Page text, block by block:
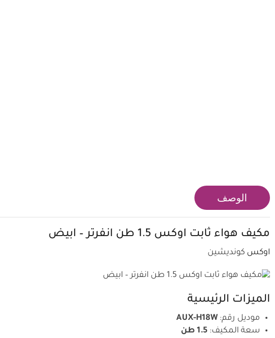
الوصف
مكيف هواء ثابت اوكس 1.5 طن انفرتر – ابيض
اوكس كونديشين
الميزات الرئيسية
موديل رقم: AUX-H18W
سعة المكيف: 1.5 طن